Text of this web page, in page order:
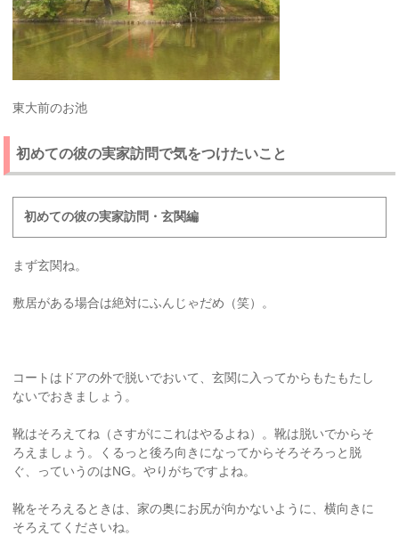
東大前のお池
初めての彼の実家訪問で気をつけたいこと
初めての彼の実家訪問・玄関編
まず玄関ね。
敷居がある場合は絶対にふんじゃだめ（笑）。
コートはドアの外で脱いでおいて、玄関に入ってからもたもたし
ないでおきましょう。
靴はそろえてね（さすがにこれはやるよね）。靴は脱いでからそ
ろえましょう。くるっと後ろ向きになってからそろそろっと脱
ぐ、っていうのはNG。やりがちですよね。
靴をそろえるときは、家の奥にお尻が向かないように、横向きに
そろえてくださいね。